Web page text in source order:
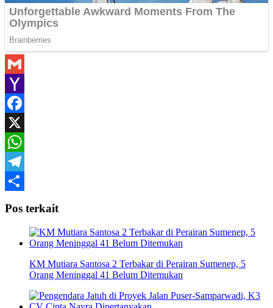
Gmail
Yahoo
Mail
Facebook
X
WhatsApp
Telegram
Pos terkait
KM Mutiara Santosa 2 Terbakar di Perairan Sumenep, 5
Orang Meninggal 41 Belum Ditemukan